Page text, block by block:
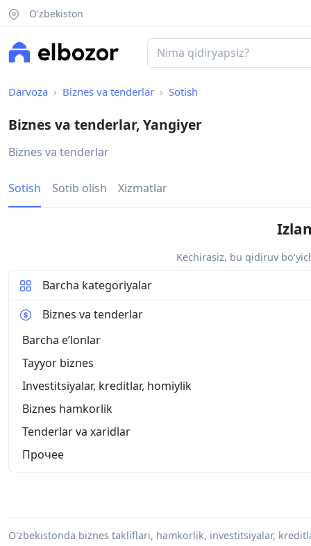
O'zbekiston
Darvoza Biznes va tenderlar Sotish
Biznes va tenderlar, Yangiyer
Biznes va tenderlar
Sotish Sotib olish Xizmatlar
Kechirasiz, bu qidiruv
Barcha kategoriyalar
Biznes va tenderlar
Barcha eʼlonlar
Tayyor biznes
Investitsiyalar, kreditlar, homiylik
Biznes hamkorlik
Tenderlar va xaridlar
Прочее
O'zbekistonda biznes takliflari, hamkorlik, investitsiyalar,